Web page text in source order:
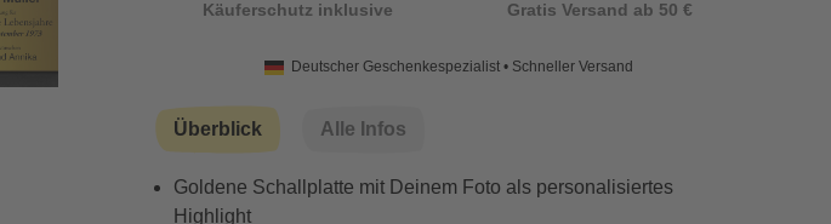
VorwärtsKäuferschutz inklusive Gratis Versand ab 50 €
Deutscher Geschenkespezialist • Schneller Versand
Überblick Alle Infos
Goldene Schallplatte mit Deinem Foto als personalisiertes
Highlight